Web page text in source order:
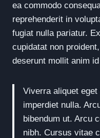
ea commodo
reprehenderit in
fugiat nulla pariatur.
cupidatat non
deserunt mollit anim
Viverra aliquet
imperdiet nulla.
bibendum ut. Arcu
nibh. Cursus vitae